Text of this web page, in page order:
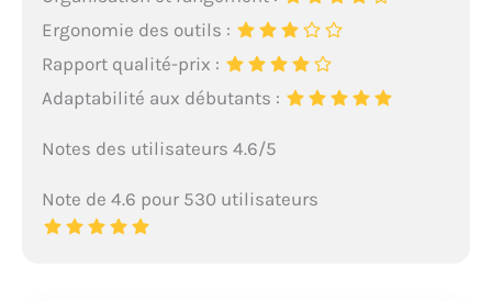
Ergonomie des outils :
Rapport qualité-prix :
Adaptabilité aux débutants :
Notes des utilisateurs 4.6/5
Note de 4.6 pour 530 utilisateurs